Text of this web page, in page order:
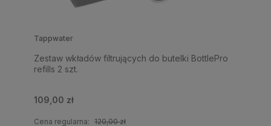
Tappwater
Zestaw wkładów filtrujących do butelki BottlePro
refills 2 szt.
109,00 zł
Cena regularna: 120,00 zł